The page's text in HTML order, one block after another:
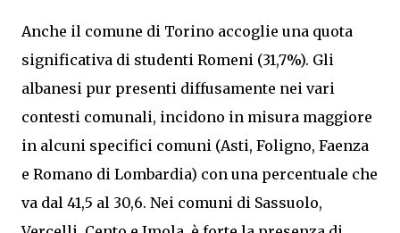
Anche il comune di Torino accoglie una quota
significativa di studenti Romeni (31,7%). Gli
albanesi pur presenti diffusamente nei vari
contesti comunali, incidono in misura maggiore
in alcuni specifici comuni (Asti, Foligno, Faenza
e Romano di Lombardia) con una percentuale che
va dal 41,5 al 30,6. Nei comuni di Sassuolo,